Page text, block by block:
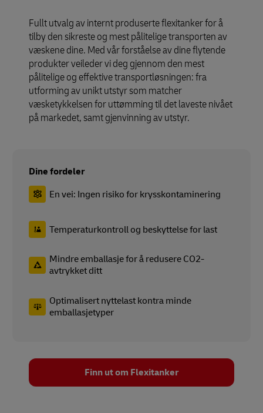
Fullt utvalg av internt produserte flexitanker for å
tilby den sikreste og mest pålitelige transporten av
væskene dine. Med vår forståelse av dine flytende
produkter veileder vi deg gjennom den mest
pålitelige og effektive transportløsningen: fra
utforming av unikt utstyr som matcher
væsketykkelsen for uttømming til det laveste nivået
på markedet, samt gjenvinning av utstyr.
Dine fordeler
En vei: Ingen risiko for krysskontaminering
Temperaturkontroll og beskyttelse for last
Mindre emballasje for å redusere CO2-
avtrykket ditt
Optimalisert nyttelast kontra minde
emballasjetyper
Finn ut om Flexitanker